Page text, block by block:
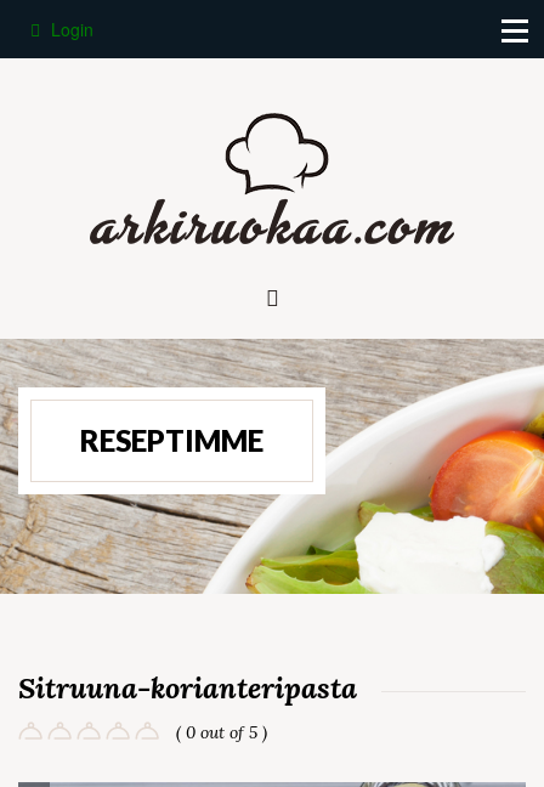
Login
RESEPTIMME
Sitruuna-korianteripasta
( 0 out of 5 )